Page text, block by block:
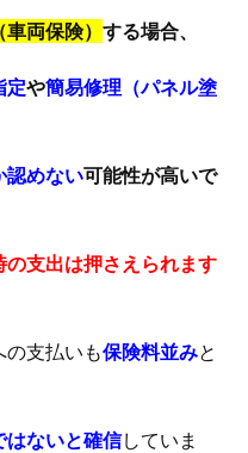
車両保険）する場合、
定や簡易修理（パネル塗
認めない可能性が高いで
の支出は押さえられます
の支払いも保険料並みと
はないと確信していま